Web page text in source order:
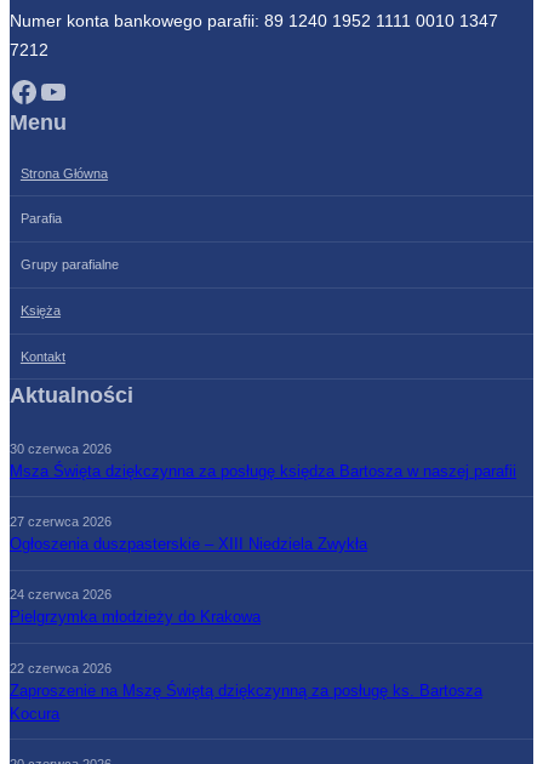
Numer konta bankowego parafii: 89 1240 1952 1111 0010 1347
7212
Facebook YouTube
Menu
Strona Główna
Parafia
Grupy parafialne
Księża
Kontakt
Aktualności
30 czerwca 2026
Msza Święta dziękczynna za posługę księdza Bartosza w naszej parafii
27 czerwca 2026
Ogłoszenia duszpasterskie – XIII Niedziela Zwykła
24 czerwca 2026
Pielgrzymka młodzieży do Krakowa
22 czerwca 2026
Zaproszenie na Mszę Świętą dziękczynną za posługę ks. Bartosza
Kocura